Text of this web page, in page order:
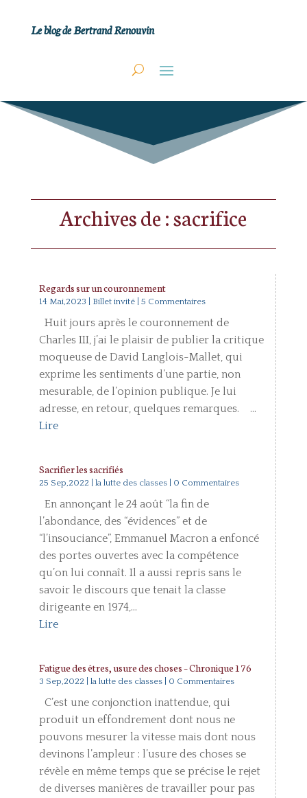
Le blog de Bertrand Renouvin
Archives de : sacrifice
Regards sur un couronnement
14 Mai,2023 Billet invité| 5 Commentaires
Huit jours après le couronnement de
Charles III, j’ai le plaisir de publier la critique
moqueuse de David Langlois-Mallet, qui
exprime les sentiments d’une partie, non
mesurable, de l’opinion publique. Je lui
adresse, en retour, quelques remarques. ...
Lire
Sacrifier les sacrifiés
25 Sep,2022 la lutte des classes| 0 Commentaires
En annonçant le 24 août “la fin de
l’abondance, des “évidences” et de
“l’insouciance”, Emmanuel Macron a enfoncé
des portes ouvertes avec la compétence
qu’on lui connaît. Il a aussi repris sans le
savoir le discours que tenait la classe
dirigeante en 1974,...
Lire
Fatigue des êtres, usure des choses – Chronique 176
3 Sep,2022 la lutte des classes| 0 Commentaires
C’est une conjonction inattendue, qui
produit un effondrement dont nous ne
pouvons mesurer la vitesse mais dont nous
devinons l’ampleur : l’usure des choses se
révèle en même temps que se précise le rejet
de diverses manières de travailler pour pas